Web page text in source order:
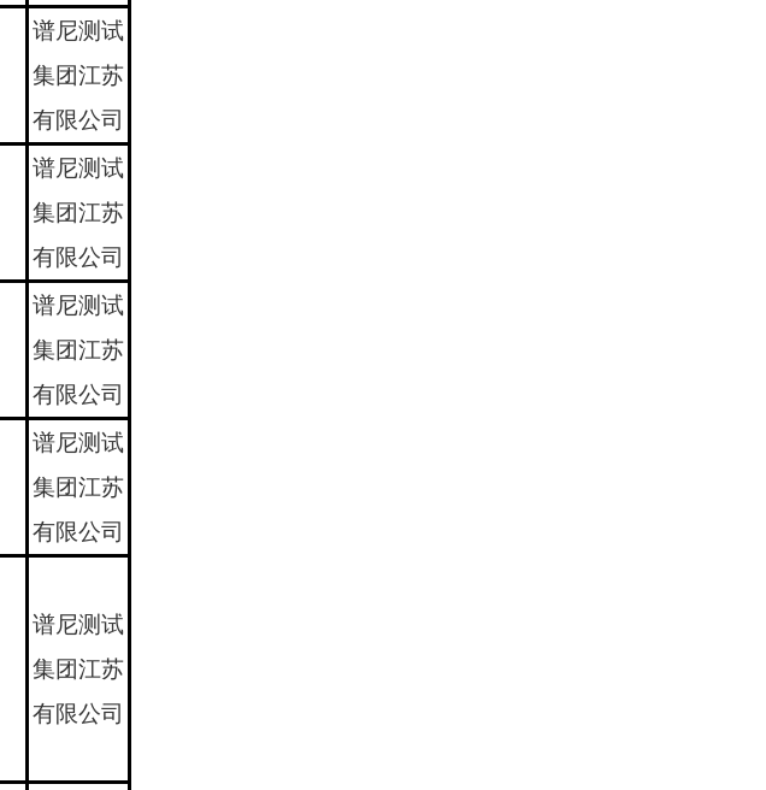
谱尼测试
集团江苏
有限公司
谱尼测试
集团江苏
有限公司
谱尼测试
集团江苏
有限公司
谱尼测试
集团江苏
有限公司
谱尼测试
集团江苏
有限公司